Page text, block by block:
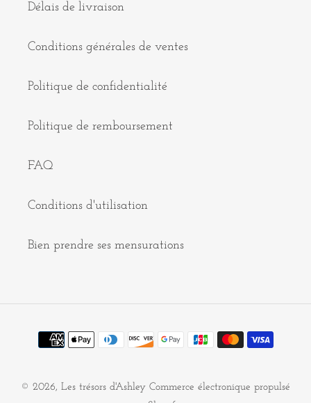
Délais de livraison
Conditions générales de ventes
Politique de confidentialité
Politique de remboursement
FAQ
Conditions d'utilisation
Bien prendre ses mensurations
Moyens
© 2026, Les trésors d'Ashley Commerce électronique propulsé